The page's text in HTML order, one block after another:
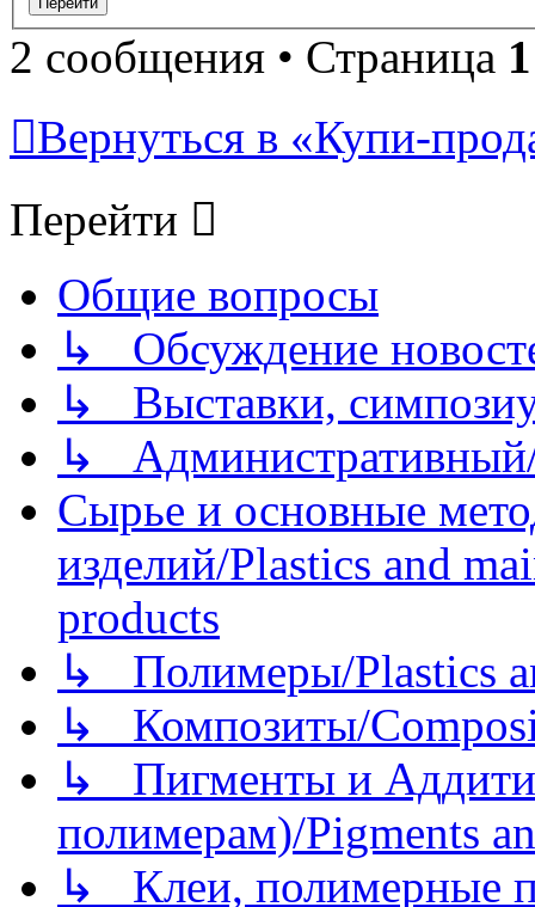
2 сообщения • Страница 1
Вернуться в «Купи-
Перейти
Общие вопросы
↳ Обсуждение
↳ Выставки,
↳
Сырье и основные
изделий/Plastics and
products
↳ Полимеры/Plastics
↳ Композиты/
↳ Пигменты и
полимерам)/Pigments
↳ Клеи, полимерные